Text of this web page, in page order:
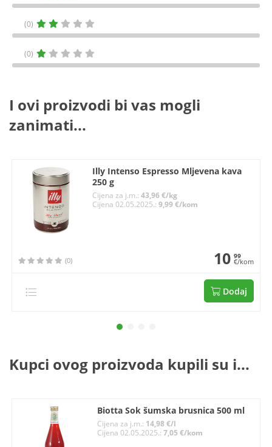
(0)
(0)
I ovi proizvodi bi vas mogli
zanimati...
Illy Intenso Espresso Mljevena kava
250 g
Cijena za j.m.: 43,96 €/kg
Cijena 02.05.2025.: 9,99 €/kom
(0) 10 99
€/kom
Dodaj
Kupci ovog proizvoda kupili su i...
Biotta Sok šumska brusnica 500 ml
Cijena za j.m.: 14,98 €/l
Cijena 02.05.2025.:7,05 €/kom